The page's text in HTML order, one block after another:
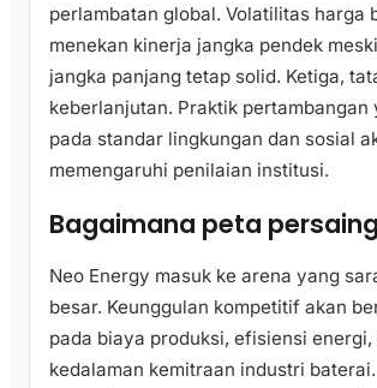
perlambatan global. Volatilitas harga
menekan kinerja jangka pendek
jangka panjang tetap solid. Ketiga,
keberlanjutan. Praktik pertambangan
pada standar lingkungan dan sosial
memengaruhi penilaian institusi.
Bagaimana peta
Neo Energy masuk ke arena yang
besar. Keunggulan kompetitif akan
pada biaya produksi, efisiensi energi,
kedalaman kemitraan industri